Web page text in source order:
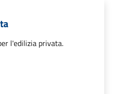
l'edilizia privata.